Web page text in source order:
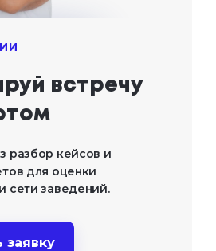
встречу
разбор кейсов и
для оценки
сети заведений.
заявку